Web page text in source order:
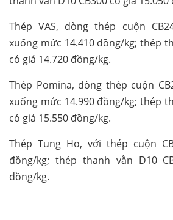
Thép VAS, dòng thép cuộn
xuống mức 14.410 đồng/kg; thép
có giá 14.720 đồng/kg.
Thép Pomina, dòng thép cuộn
xuống mức 14.990 đồng/kg; thép
có giá 15.550 đồng/kg.
Thép Tung Ho, với thép cuộn
đồng/kg; thép thanh vằn D10
đồng/kg.